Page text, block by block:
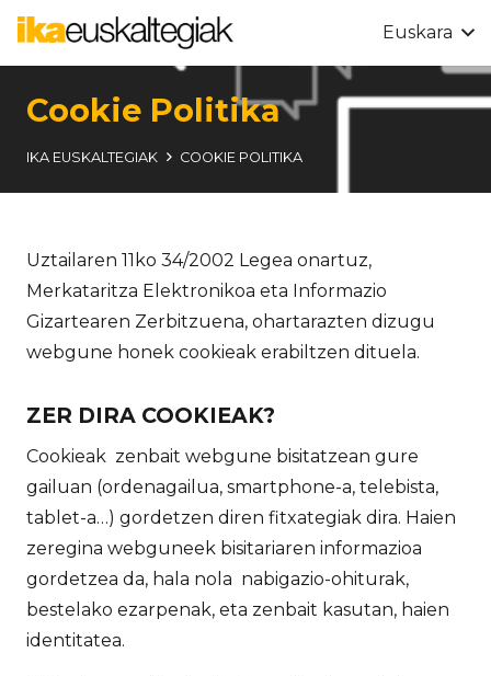
Euskara
Cookie Politika
IKA EUSKALTEGIAK COOKIE POLITIKA
Uztailaren 11ko 34/2002 Legea onartuz,
Merkataritza Elektronikoa eta Informazio
Gizartearen Zerbitzuena, ohartarazten dizugu
webgune honek cookieak erabiltzen dituela.
ZER DIRA COOKIEAK?
Cookieak zenbait webgune bisitatzean gure
gailuan (ordenagailua, smartphone-a, telebista,
tablet-a…) gordetzen diren fitxategiak dira. Haien
zeregina webguneek bisitariaren informazioa
gordetzea da, hala nola nabigazio-ohiturak,
bestelako ezarpenak, eta zenbait kasutan, haien
identitatea.